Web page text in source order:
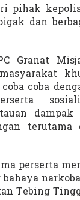
pihak
dan
Granat
coba
dampak
terutama
perserta
Tebing